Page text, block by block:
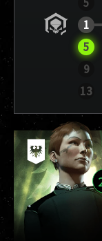
1
5
9
13